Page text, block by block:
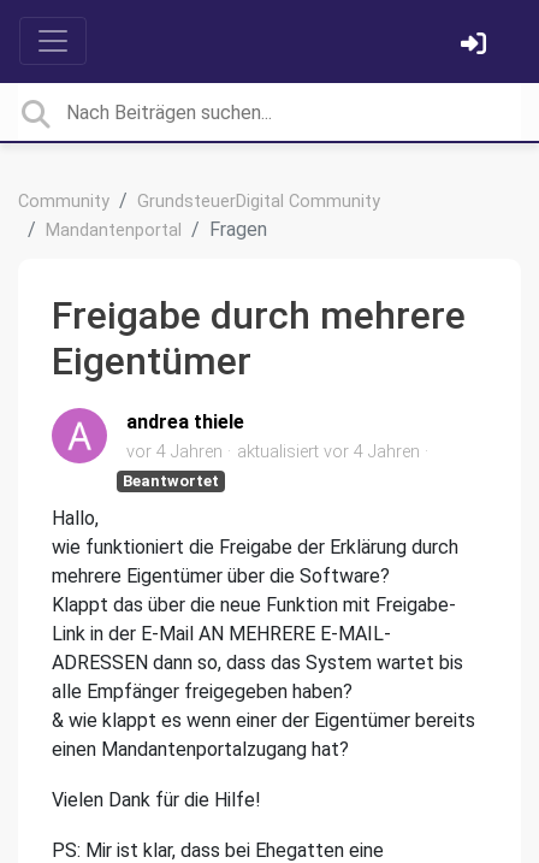
Community
GrundsteuerDigital Community
Mandantenportal
Fragen
Freigabe durch mehrere
Eigentümer
andrea thiele
vor 4 Jahren aktualisiert vor 4 Jahren
Beantwortet
Hallo,
wie funktioniert die Freigabe der Erklärung durch
mehrere Eigentümer über die Software?
Klappt das über die neue Funktion mit Freigabe-
Link in der E-Mail AN MEHRERE E-MAIL-
ADRESSEN dann so, dass das System wartet bis
alle Empfänger freigegeben haben?
& wie klappt es wenn einer der Eigentümer bereits
einen Mandantenportalzugang hat?
Vielen Dank für die Hilfe!
PS: Mir ist klar, dass bei Ehegatten eine